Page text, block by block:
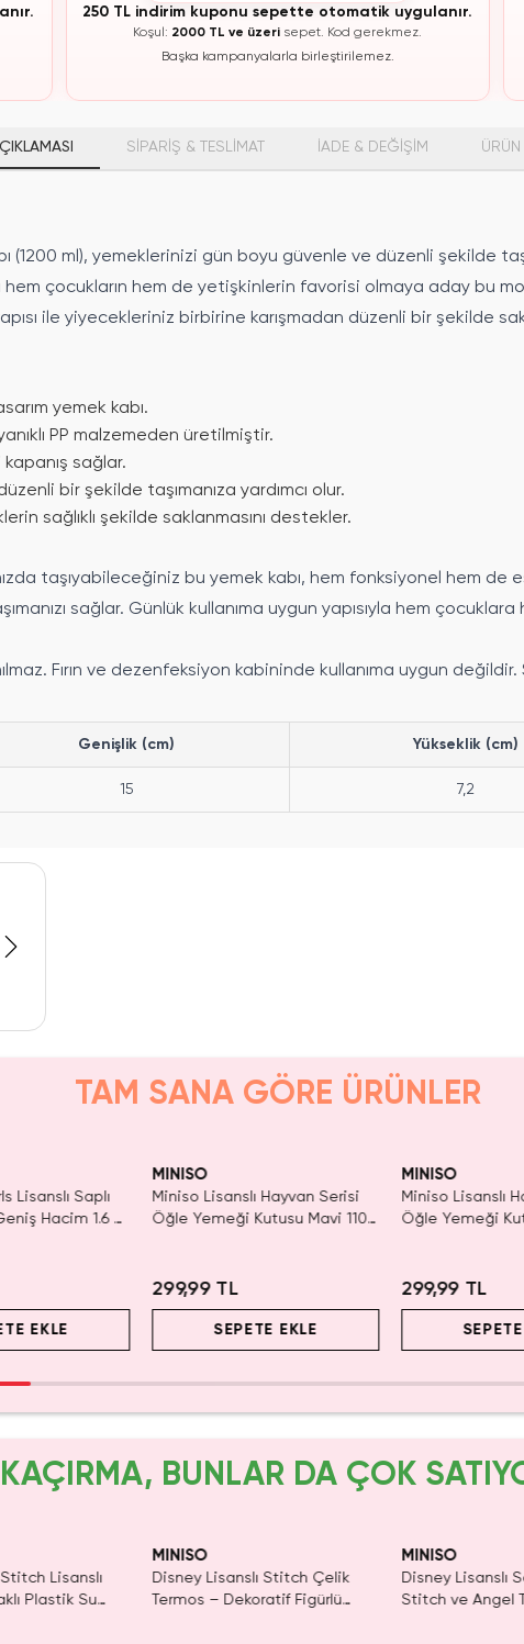
250 TL indirim kuponu sepette otomatik uygulanır.
Koşul: 2000 TL ve üzeri sepet. Kod gerekmez.
Başka kampanyalarla birleştirilemez.
SİPARİŞ & TESLİMAT İADE & DEĞİŞİM ÜRÜN
(1200 ml), yemeklerinizi gün boyu güvenle ve düzenli şekilde
hem çocukların hem de yetişkinlerin favorisi olmaya aday
ile yiyecekleriniz birbirine karışmadan düzenli bir şekilde
yemek kabı.
PP malzemeden üretilmiştir.
kapanış sağlar.
bir şekilde taşımanıza yardımcı olur.
sağlıklı şekilde saklanmasını destekler.
taşıyabileceğiniz bu yemek kabı, hem fonksiyonel hem
sağlar. Günlük kullanıma uygun yapısıyla hem
Fırın ve dezenfeksiyon kabininde kullanıma uygun değildir.
Genişlik (cm) Yükseklik (cm)
15 7,2
TAM SANA GÖRE ÜRÜNLER
Lisanslı Saplı
Hacim 1.6 L
EKLE
MINISO
Miniso Lisanslı Hayvan Serisi
Öğle Yemeği Kutusu Mavi 1100
299,99 TL
SEPETE EKLE
MINISO
Miniso Lisanslı
Öğle Yemeği
299,99 TL
KAÇIRMA, BUNLAR DA ÇOK
Lisanslı
Plastik Su
MINISO
Disney Lisanslı Stitch Çelik
Termos – Dekoratif Figürlü
MINISO
Disney Lisanslı
Stitch ve Angel